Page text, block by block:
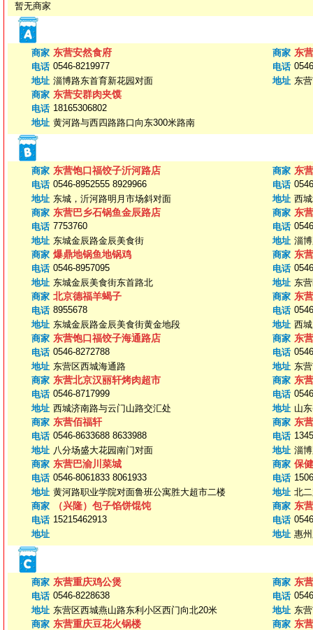
暂无商家
商家 东营安然食府
电话 0546-8219977
地址 淄博路东首育新花园对面
商家 东
电话
地址 东
商家 东营安群肉夹馍
电话 18165306802
地址 黄河路与西四路路口向东300米路南
商家 东营饱口福饺子沂河路店
电话 0546-8952555 8929966
地址 东城，沂河路明月市场斜对面
商家 东
电话
地址 西
商家 东营巴乡石锅鱼金辰路店
电话 7753760
地址 东城金辰路金辰美食街
商家 东
电话
地址 淄
商家 爆鼎地锅鱼地锅鸡
电话 0546-8957095
地址 东城金辰美食街东首路北
商家 东
电话
地址 东
商家 北京德福羊蝎子
电话 8955678
地址 东城金辰路金辰美食街黄金地段
商家 东
电话
地址 西
商家 东营饱口福饺子海通路店
电话 0546-8272788
地址 东营区西城海通路
商家 东
电话
地址 东
商家 东营北京汉丽轩烤肉超市
电话 0546-8717999
地址 西城济南路与云门山路交汇处
商家 东
电话
地址 山
商家 东营佰福轩
电话 0546-8633688 8633988
地址 八分场盛大花园南门对面
商家 东
电话
地址 淄
商家 东营巴渝川菜城
电话 0546-8061833 8061933
地址 黄河路职业学院对面鲁班公寓胜大超市二楼
商家 保
电话
地址 北
商家
（兴隆）包子馅饼馄饨
电话 15215462913
地址
商家 东
电话
地址 惠
商家 东营重庆鸡公煲
电话 0546-8228638
地址 东营区西城燕山路东利小区西门向北20米
商家 东
电话
地址 东
商家 东营重庆豆花火锅楼 商家 东